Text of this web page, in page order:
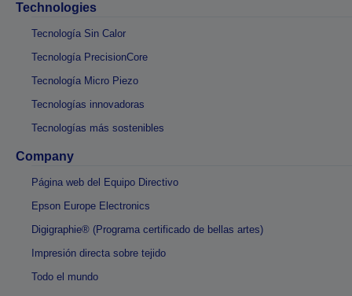
Technologies
Tecnología Sin Calor
Tecnología PrecisionCore
Tecnología Micro Piezo
Tecnologías innovadoras
Tecnologías más sostenibles
Company
Página web del Equipo Directivo
Epson Europe Electronics
Digigraphie® (Programa certificado de bellas artes)
Impresión directa sobre tejido
Todo el mundo